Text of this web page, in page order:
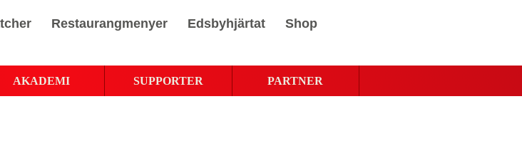
Restaurangmenyer Edsbyhjärtat
Shop
AKADEMI SUPPORTER PARTNER